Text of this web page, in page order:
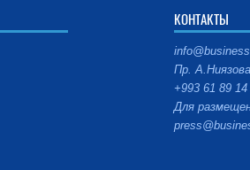
КОНТАКТЫ
Пр.
+993 61 89 14
Для